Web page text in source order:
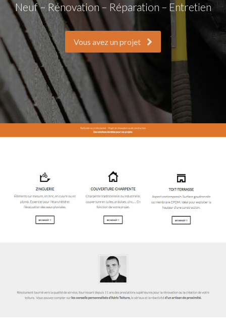
Neuf – Rénovation – Réparation – Entretien
Vous avez un projet